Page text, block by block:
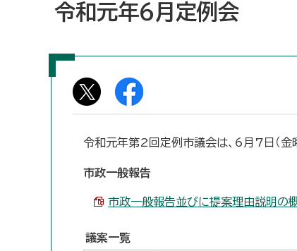
令和元年6月定例会
令和元年第2回定例市議会は、6月7日（金
市政一般報告
市政一般報告並びに提案理由説明の
議案一覧